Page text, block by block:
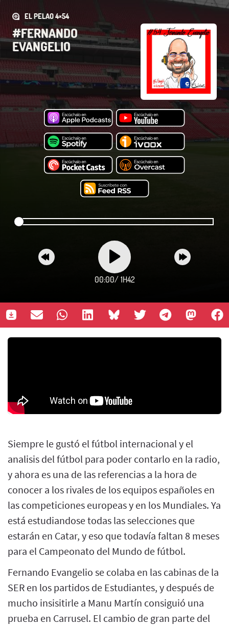
EL PELAO 4×54
#FERNANDO
EVANGELIO
00:00/ 1H42
Siempre le gustó el fútbol internacional y el
analisis del fútbol para poder contarlo en la radio,
y ahora es una de las referencias a la hora de
conocer a los rivales de los equipos españoles en
las competiciones europeas y en los Mundiales. Ya
está estudiandose todas las selecciones que
estarán en Catar, y eso que todavía faltan 8 meses
para el Campeonato del Mundo de fútbol.
Fernando Evangelio se colaba en las cabinas de la
SER en los partidos de Estudiantes, y después de
mucho insisitirle a Manu Martín consiguió una
prueba en Carrusel. El cambio de gran parte del